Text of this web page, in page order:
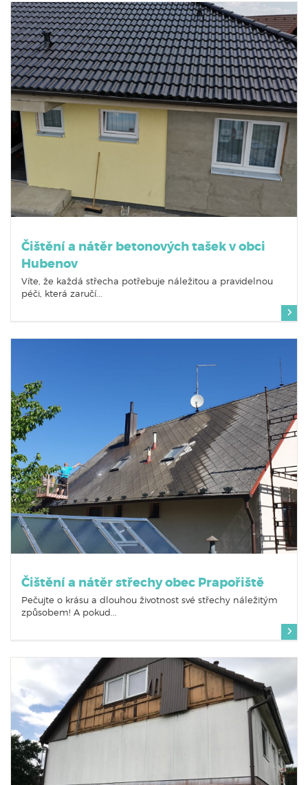
Čištění a nátěr betonových tašek v obci
Hubenov
Víte, že každá střecha potřebuje náležitou a pravidelnou
péči, která zaručí...
Čištění a nátěr střechy obec Prapořiště
Pečujte o krásu a dlouhou životnost své střechy náležitým
způsobem! A pokud...